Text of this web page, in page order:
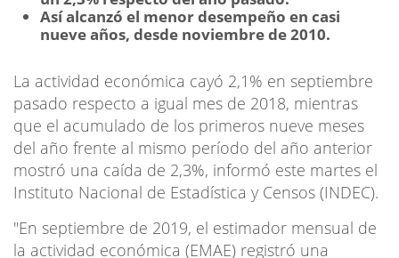
Así alcanzó el menor desempeño en casi
nueve años, desde noviembre de 2010.
La actividad económica cayó 2,1% en septiembre
pasado respecto a igual mes de 2018, mientras
que el acumulado de los primeros nueve meses
del año frente al mismo período del año anterior
mostró una caída de 2,3%, informó este martes el
Instituto Nacional de Estadística y Censos (INDEC).
"En septiembre de 2019, el estimador mensual de
la actividad económica (EMAE) registró una